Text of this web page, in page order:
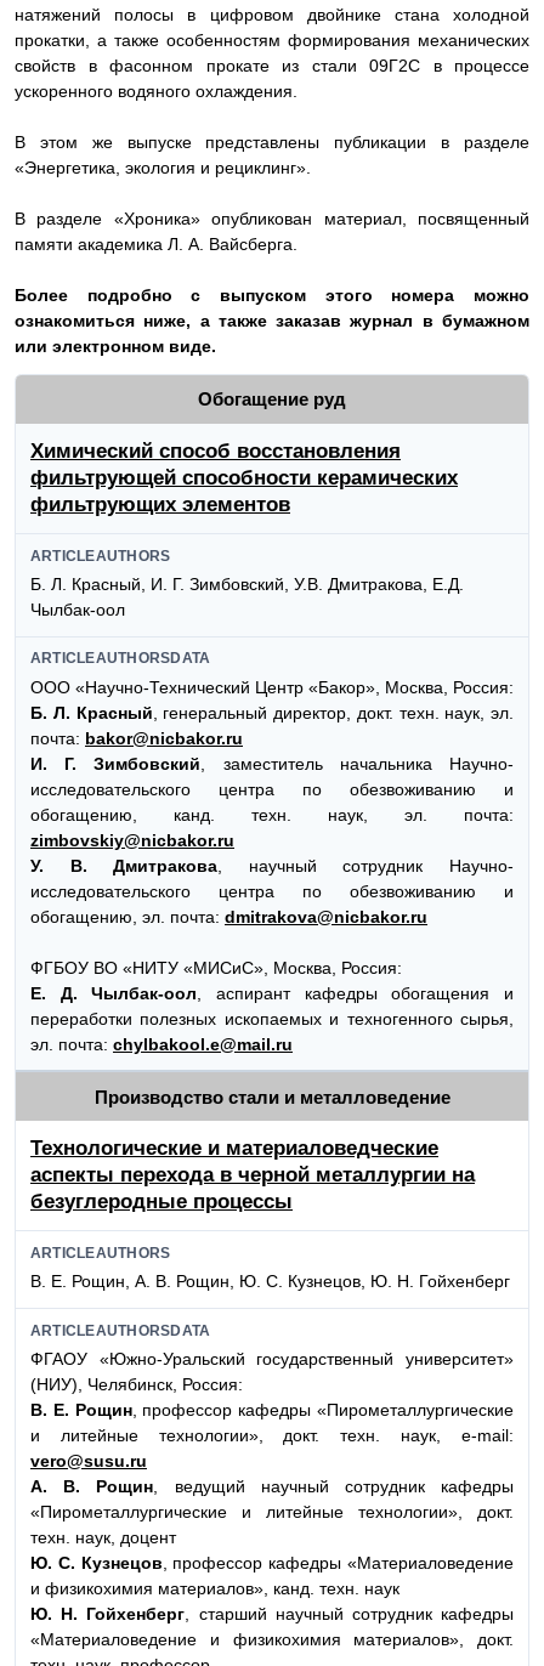
натяжений полосы в цифровом двойнике стана холодной
прокатки, а также особенностям формирования механических
свойств в фасонном прокате из стали 09Г2С в процессе
ускоренного водяного охлаждения.
В этом же выпускепредставлены публикации в разделе
«Энергетика, экология и рециклинг».
В разделе «Хроника» опубликован материал, посвященный
памяти академика Л. А. Вайсберга.
Более подробно с выпуском этого номера можно
ознакомиться ниже, а также заказав журнал в бумажном
или электронном виде.
Обогащение руд
Химический способ восстановления
фильтрующей способности керамических
фильтрующих элементов
ARTICLEAUTHORS
Б. Л. Красный, И. Г. Зимбовский, У.В. Дмитракова, Е.Д.
Чылбак-оол
ARTICLEAUTHORSDATA
ООО «Научно-Технический Центр «Бакор», Москва, Россия:
Б. Л. Красный , генеральный директор, докт. техн. наук, эл.
почта: bakor@nicbakor.ru
И. Г. Зимбовский , заместитель начальника Научно-
исследовательского центра по обезвоживанию и
обогащению, канд. техн. наук, эл. почта:
zimbovskiy@nicbakor.ru
У. В. Дмитракова , научный сотрудник Научно-
исследовательского центра по обезвоживанию и
обогащению, эл. почта: dmitrakova@nicbakor.ru
ФГБОУ ВО «НИТУ «МИСиС», Москва, Россия:
Е. Д. Чылбак-оол , аспирант кафедры обогащения и
переработки полезных ископаемых и техногенного сырья,
эл. почта: chylbakool.e@mail.ru
Производство стали и металловедение
Технологические и материаловедческие
аспекты перехода в черной металлургии на
безуглеродные процессы
ARTICLEAUTHORS
В. Е. Рощин, А. В. Рощин, Ю. С. Кузнецов, Ю. Н. Гойхенберг
ARTICLEAUTHORSDATA
ФГАОУ «Южно-Уральский государственный университет»
(НИУ), Челябинск, Россия:
В. Е. Рощин, профессор кафедры «Пирометаллургические
и литейные технологии», докт. техн. наук, e-mail:
vero@susu.ru
А. В. Рощин , ведущий научный сотрудник кафедры
«Пирометаллургические и литейные технологии», докт.
техн. наук, доцент
Ю. С. Кузнецов , профессор кафедры «Материаловедение
и физикохимия материалов», канд. техн. наук
Ю. Н. Гойхенберг , старший научный сотрудник кафедры
«Материаловедение и физикохимия материалов», докт.